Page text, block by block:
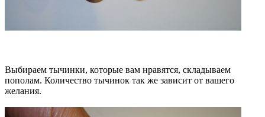
Выбираем тычинки, которые вам нравятся, складываем
пополам. Количество тычинок так же зависит от вашего
желания.